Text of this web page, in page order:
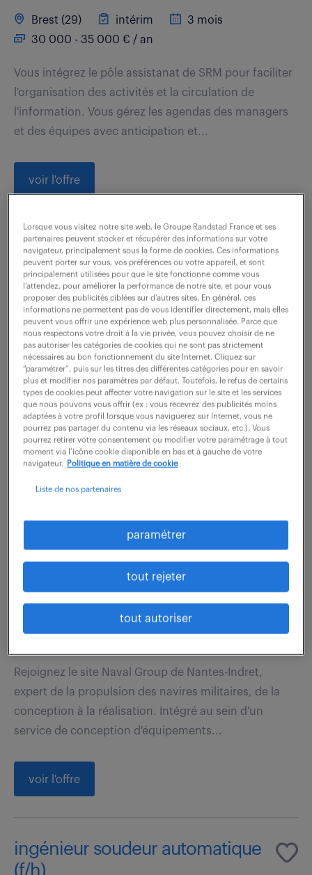
Brest (29) intérim
3 mois
30 000 - 35 000 € / an
Vous intégrez le pôle assistanat de SRM pour faciliter
l'organisation des activités et la circulation de
l'information. Vous gérez les agendas des managers
et des équipes avec anticipation et...
voir l'offre
assistant commercial (f/h)
26 juin 2026
St Herblain (44) intérim
18 mois
27 000 - 32 700 € / an
Votre mission : Le pivot de la satisfaction client Au
sein du Service Clients, vous n'êtes pas un simple
exécutant, mais un véritable partenaire de
croissance. En binôme avec un délégué...
voir l'offre
dessinateur-projeteur mécanique
secteur naval (f/h)
24 juin 2026
La Montagne (44) intérim
Rejoignez le site Naval Group de Nantes-Indret,
expert de la propulsion des navires militaires, de la
conception à la réalisation. Intégré au sein d'un
service de conception d'équipements...
voir l'offre
ingénieur soudeur automatique
(f/h)
Lorsque vous visitez notre site web, le Groupe Randstad France et ses
partenaires peuvent stocker et récupérer des informations sur votre
navigateur, principalement sous la forme de cookies. Ces informations
peuvent porter sur vous, vos préférences ou votre appareil, et sont
principalement utilisées pour que le site fonctionne comme vous
l’attendez, pour améliorer la performance de notre site, et pour vous
proposer des publicités ciblées sur d’autres sites. En général, ces
informations ne permettent pas de vous identifier directement, mais elles
peuvent vous offrir une expérience web plus personnalisée. Parce que
nous respectons votre droit à la vie privée, vous pouvez choisir de ne
pas autoriser les catégories de cookies qui ne sont pas strictement
nécessaires au bon fonctionnement du site Internet. Cliquez sur
“paramétrer”, puis sur les titres des différentes catégories pour en savoir
plus et modifier nos paramètres par défaut. Toutefois, le refus de certains
types de cookies peut affecter votre navigation sur le site et les services
que nous pouvons vous offrir (ex : vous recevrez des publicités moins
adaptées à votre profil lorsque vous naviguerez sur Internet, vous ne
pourrez pas partager du contenu via les réseaux sociaux, etc.). Vous
pourrez retirer votre consentement ou modifier votre paramétrage à tout
moment via l’icône cookie disponible en bas et à gauche de votre
navigateur.
Politique en matière de cookie
Liste de nos partenaires
paramétrer
tout rejeter
tout autoriser